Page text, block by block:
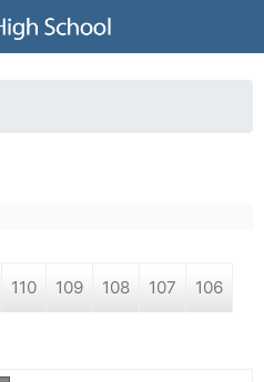
110 109 108 107 106